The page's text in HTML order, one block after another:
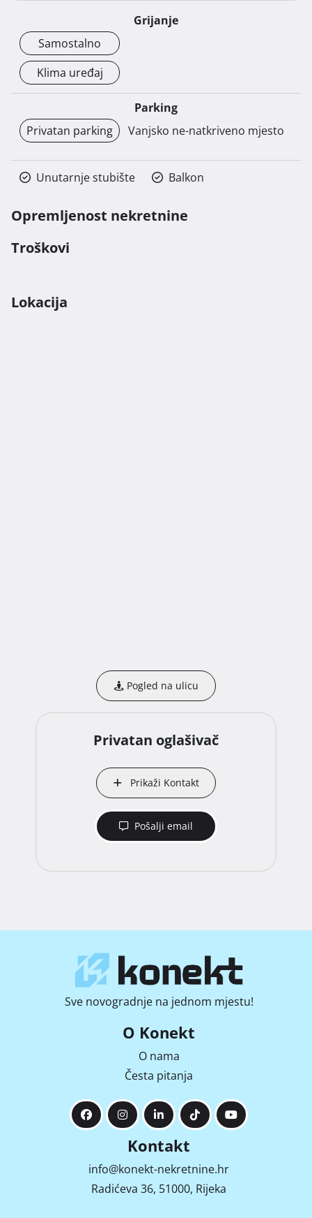
Grijanje
Samostalno
Klima uređaj
Parking
Privatan parking
Vanjsko ne-natkriveno mjesto
Unutarnje stubište Balkon
Opremljenost nekretnine
Troškovi
Lokacija
Pogled na ulicu
Privatan oglašivač
Prikaži Kontakt
Pošalji email
Sve novogradnje na jednom mjestu!
O Konekt
O nama
Česta pitanja
Kontakt
info@konekt-nekretnine.hr
Radićeva 36, 51000, Rijeka